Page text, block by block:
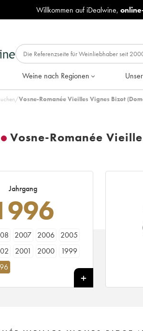
Willkommen auf iDealwine,
Weine nach Regionen
/Vosne-Romanée Vieilles Vignes Bizot
Vosne-Romanée
Jahrgang
2007 2006
2005
2001 2000
1999